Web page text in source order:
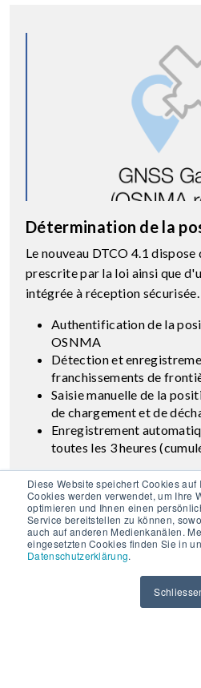
Diese Website speichert Cookies auf
Cookies werden verwendet, um Ihre
optimieren und Ihnen einen
Service bereitstellen zu können,
auch auf anderen Medienkanälen.
eingesetzten Cookies finden Sie in
Datenschutzerklärung.
Détermination de la
Le nouveau DTCO 4.1
prescrite par la loi ainsi que
intégrée à réception sécurisée.
Authentification de la
OSNMA
Détection et
franchissements de
Saisie manuelle de la
de chargement et de
Enregistrement
toutes les 3 heures